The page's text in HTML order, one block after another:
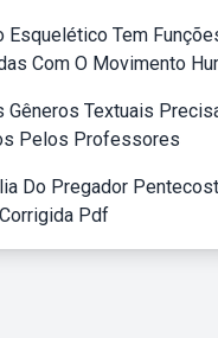
Esquelético Tem
Com O Movimento
Gêneros Textuais
Pelos Professores
Do Pregador
Pdf